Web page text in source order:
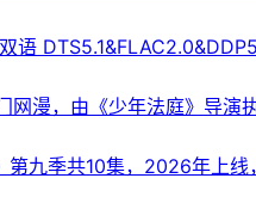
风格。💾夸克网盘| 💾
盘专搜
迷雾重见光明，光之大
大小：共51GB🏷 标签
漫，由《少年法庭》导演
小组临危受命，以极具争
小：N🏷️标签：#quark #铁
季共10集，2026年上
混搭功夫、怪诞外星文明